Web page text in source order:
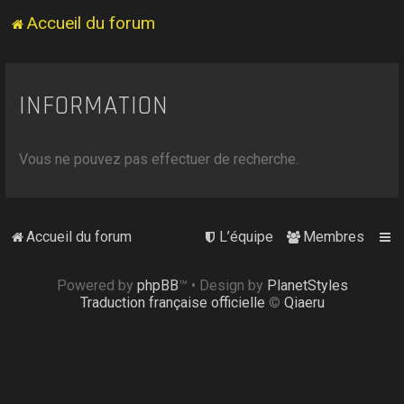
Accueil du forum
INFORMATION
Vous ne pouvez pas effectuer de recherche.
Accueil du forum Membres
L’équipe
Powered by phpBB™ • Design by PlanetStyles
Traduction française officielle © Qiaeru